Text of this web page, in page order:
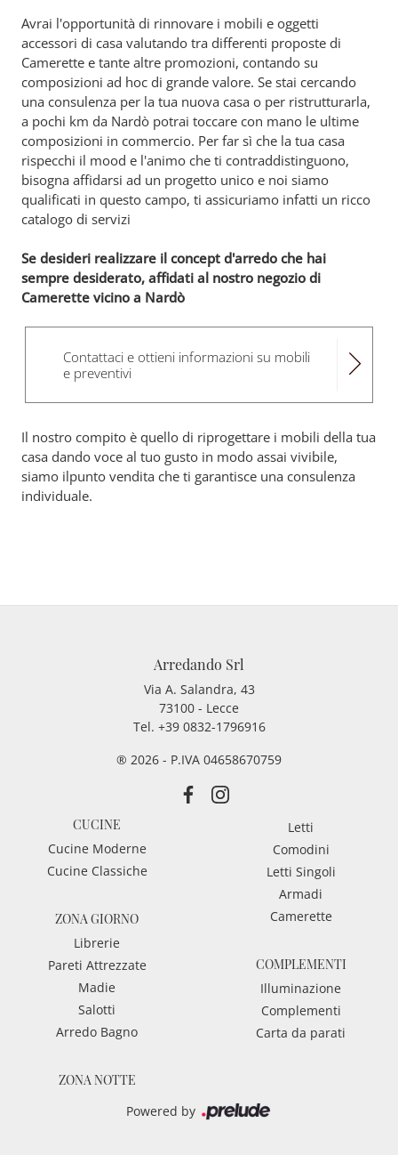
Avrai l'opportunità di rinnovare i mobili e oggetti
accessori di casa valutando tra differenti proposte di
Camerette e tante altre promozioni, contando su
composizioni ad hoc di grande valore. Se stai cercando
una consulenza per la tua nuova casa o per ristrutturarla,
a pochi km da Nardò potrai toccare con mano le ultime
composizioni in commercio. Per far sì che la tua casa
rispecchi il mood e l'animo che ti contraddistinguono,
bisogna affidarsi ad un progetto unico e noi siamo
qualificati in questo campo, ti assicuriamo infatti un ricco
catalogo di servizi
Se desideri realizzare il concept d'arredo che hai
sempre desiderato, affidati al nostro negozio di
Camerette vicino a Nardò
Contattaci e ottieni informazioni su mobili
e preventivi
Il nostro compito è quello di riprogettare i mobili della tua
casa dando voce al tuo gusto in modo assai vivibile,
siamo ilpunto vendita che ti garantisce una consulenza
individuale.
Arredando Srl
Via A. Salandra, 43
73100 - Lecce
Tel. +39 0832-1796916
® 2026 - P.IVA 04658670759
CUCINE
Cucine Moderne
Cucine Classiche
ZONA GIORNO
Librerie
Pareti Attrezzate
Madie
Salotti
Arredo Bagno
ZONA NOTTE
Letti
Comodini
Letti Singoli
Armadi
Camerette
COMPLEMENTI
Illuminazione
Complementi
Carta da parati
Powered by